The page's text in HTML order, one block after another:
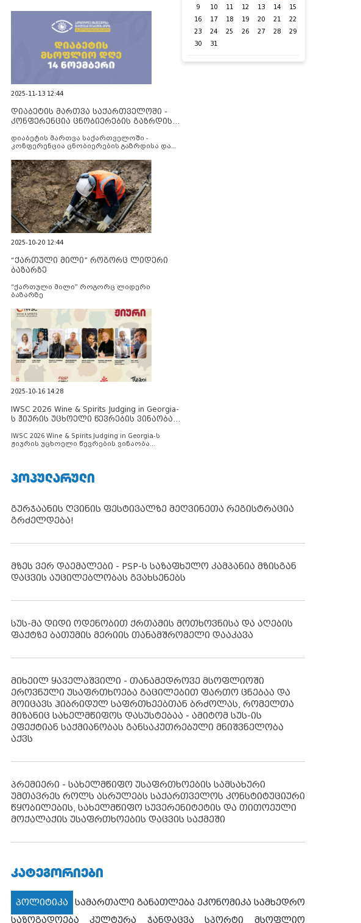
2025-11-13 12:44
დიაბეტის მართვა საქართველოში -
კონფერენცია ცნობიერების გაზრდისა
დიაბეტის მართვა საქართველოში -
კონფერენცია ცნობიერების გაზრდისა და
2025-10-20 12:44
“ქართული მილი” როგორც ლიდერი
ბაზარზე
“ქართული მილი” როგორც ლიდერი
ბაზარზე
2025-10-16 14:28
IWSC 2026 Wine & Spirits Judging in Georgia-
ს ჟიურის უცხოელი წევრების ვინაობა
IWSC 2026 Wine & Spirits Judging in Georgia-ს
ჟიურის უცხოელი წევრების ვინაობა
9
10 11 12 13 14
15
16
17 18 19 20 21
22
23
24 25 26 27 28
29
30
31
ᲞᲝᲞᲣᲚᲐᲠᲣᲚᲘ
გურჯაანის ღვინის ფესტივალზე მეღვინეთა რეგისტრაცია
გრძელდება!
მზეს ვერ დაემალები - PSP-ს საზაფხულო კამპანია მზისგან
დაცვის აუცილებლობას გვახსენებს
სუს-მა დიდი ოდენობით ქრთამის მოთხოვნისა და აღების
ფაქტზე ბათუმის მერიის თანამშრომელი დააკავა
მიხეილ ყაველაშვილი - თანამედროვე მსოფლიოში
ეროვნული უსაფრთხოება გაცილებით ფართო ცნებაა და
მოიცავს ჰიბრიდულ საფრთხეებთან ბრძოლას, რომელთა
მიზანიც სახელმწიფოს დასუსტებაა - ამიტომ სუს-ის
ეფექტიან საქმიანობას განსაკუთრებული მნიშვნელობა
აქვს
პრემიერი - სახელმწიფო უსაფრთხოების სამსახური
უმთავრეს როლს ასრულებს საქართველოს კონსტიტუციური
წყობილების, სახელმწიფო სუვერენიტეტის და თითოეული
მოქალაქის უსაფრთხოების დაცვის საქმეში
ᲙᲐᲢᲔᲒᲝᲠᲘᲔᲑᲘ
პოლიტიკა სამართალი განათლება ეკონომიკა სამხედრო
საზოგადოება
კულტურა ჯანდაცვა სპორტი მსოფლიო